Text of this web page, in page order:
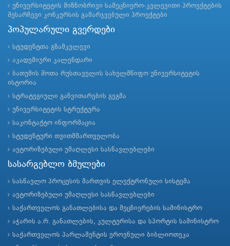
უნივერსიტეტის მიზნობრივი სამეცნიერო-კვლევითი პროექტების
შესარჩევი კონკურსის გამარჯვებული პროექტები
პოპულარული გვერდები
სტუდენტთა გზამკვლევი
აკადემიური კალენდარი
ბათუმის შოთა რუსთაველის სახელმწიფო უნივერსიტეტის
ისტორია
სტრატეგიული განვითარების გეგმა
უნივერსიტეტის სტრუქტურა
საკონტაქტო ინფორმაცია
სტუდენტური თვითმმართველობა
ავტორიზებული უმაღლესი სასწავლებლები
სასარგებლო ბმულები
სასწავლო პროცესის მართვის ელექტრონული სისტემა
ავტორიზებული უმაღლესი სასწავლებლები
საქართველოს განათლებისა და მეცნიერების სამინისტრო
აჭარის ა.რ. განათლების, კულტურისა და სპორტის სამინისტრო
საქართველოს პარლამენტის ეროვნული ბიბლიოთეკა